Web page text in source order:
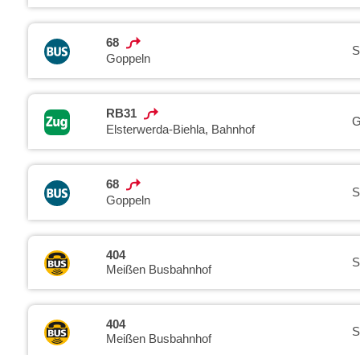
68
Goppeln
RB31
Elsterwerda-Biehla, Bahnhof
68
Goppeln
404
Meißen Busbahnhof
404
Meißen Busbahnhof